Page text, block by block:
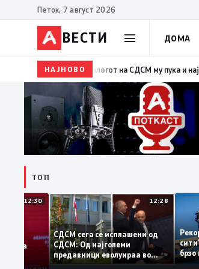
Петок, 7 август 2026
ВЕСТИ ДОМА
НАЈНОВО
19:39 ВМРО-ДПМНЕ: Како што му
ТОП
12:30
на
12:28
СДСМ сега се исплашени од
СДСМ: Од најголеми
предавници еволуираа во
најголеми патриоти